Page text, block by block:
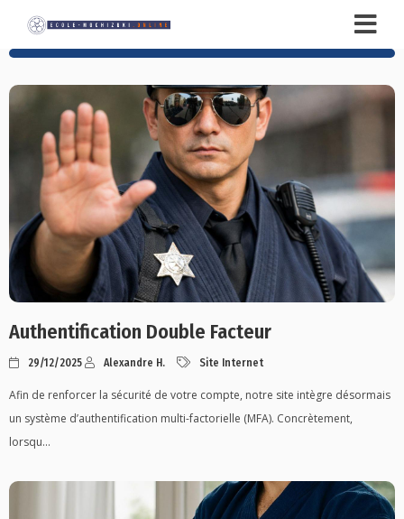
Authentification Double Facteur
29/12/2025 Alexandre H. Site Internet
Afin de renforcer la sécurité de votre compte, notre site intègre désormais
un système d’authentification multi-factorielle (MFA). Concrètement,
lorsqu...